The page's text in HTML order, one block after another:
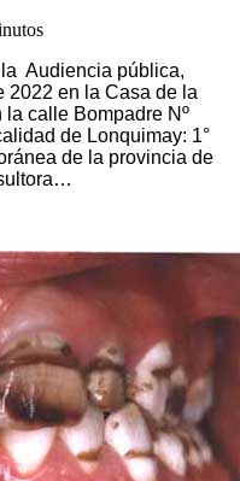
Audiencia pública,
2022 en la Casa de la
calle Bompadre Nº
de Lonquimay: 1°
de la provincia de